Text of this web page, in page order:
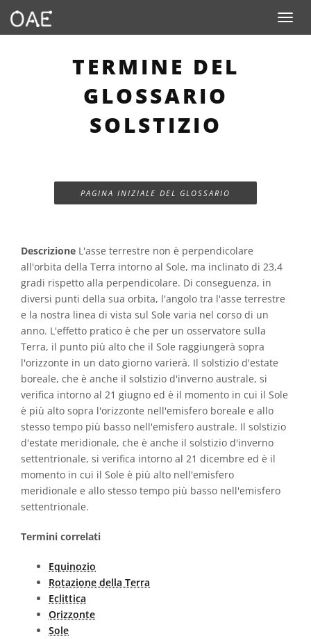
Toggle
TERMINE DEL
GLOSSARIO
SOLSTIZIO
PAGINA INIZIALE DEL GLOSSARIO
Descrizione L'asse terrestre non è perpendicolare
all'orbita della Terra intorno al Sole, ma inclinato di 23,4
gradi rispetto alla perpendicolare. Di conseguenza, in
diversi punti della sua orbita, l'angolo tra l'asse terrestre
e la nostra linea di vista sul Sole varia nel corso di un
anno. L'effetto pratico è che per un osservatore sulla
Terra, il punto più alto che il Sole raggiungerà sopra
l'orizzonte in un dato giorno varierà. Il solstizio d'estate
boreale, che è anche il solstizio d'inverno australe, si
verifica intorno al 21 giugno ed è il momento in cui il Sole
è più alto sopra l'orizzonte nell'emisfero boreale e allo
stesso tempo più basso nell'emisfero australe. Il solstizio
d'estate meridionale, che è anche il solstizio d'inverno
settentrionale, si verifica intorno al 21 dicembre ed è il
momento in cui il Sole è più alto nell'emisfero
meridionale e allo stesso tempo più basso nell'emisfero
settentrionale.
Termini correlati
Equinozio
Rotazione della Terra
Eclittica
Orizzonte
Sole